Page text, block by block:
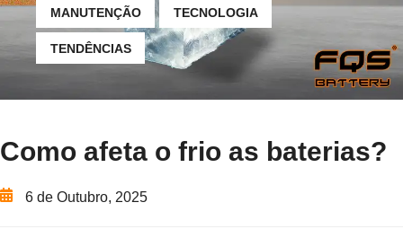
MANUTENÇÃO TECNOLOGIA
TENDÊNCIAS
Como afeta o frio as baterias?
6 de Outubro, 2025